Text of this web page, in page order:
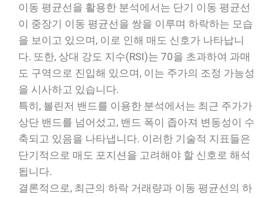
이동 평균선을 활용한 분석에서는 단기 이동 평균선
이 중장기 이동 평균선을 쌍을 이루며 하락하는 모습
을 보이고 있으며, 이로 인해 매도 신호가 나타납니
다. 또한, 상대 강도 지수(RSI)는 70을 초과하여 과매
도 구역으로 진입해 있으며, 이는 주가의 조정 가능성
을 시사하고 있습니다.
특히, 볼린저 밴드를 이용한 분석에서는 최근 주가가
상단 밴드를 넘어섰고, 밴드 폭이 좁아져 변동성이 수
축되고 있음을 나타냅니다. 이러한 기술적 지표들은
단기적으로 매도 포지션을 고려해야 할 신호로 해석
됩니다.
결론적으로, 최근의 하락 거래량과 이동 평균선의 하